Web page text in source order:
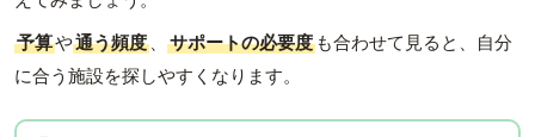
予算や通う頻度 、 サポートの必要度 も合わせて見ると、自分
に合う施設を探しやすくなります。